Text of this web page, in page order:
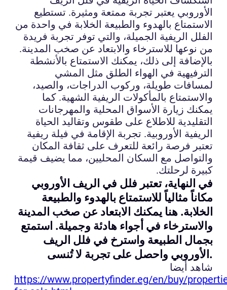
الأوروبي يعتبر تجربة ممتعة ومثيرة. تستطيع
الاستمتاع بالهدوء والطبيعة الخلابة في واحدة من
الفلل الريفية الجميلة، والتي توفر تجربة فريدة
من نوعها للاسترخاء والابتعاد عن صخب المدينة.
بالإضافة إلى ذلك، يمكنك الاستمتاع بالأنشطة
الترفيهية في الهواء الطلق مثل المشي
لمسافات طويلة، وركوب الدراجات، والصيد،
والاستمتاع بالمأكولات الريفية الشهية. كما
يمكنك زيارة الأسواق المحلية والمهرجانات
التقليدية للاطلاع على طقوس وتقاليد الحياة
الريفية الأوروبية. تجربة الإقامة في فيلة ريفية
تعتبر فرصة رائعة للتعرف على ثقافة المكان
والتواصل مع السكان المحليين، مما يضيف قيمة
كبيرة لرحلتك.
في النهاية، تعتبر فلل في الريف الأوروبي
مكاناً مثالياً للاستمتاع بالهدوء والطبيعة
الخلابة. هنا يمكنك الابتعاد عن صخب المدينة
والاسترخاء في أجواء هادئة وجميلة. استمتع
بجمال الطبيعة واسترخ في فلل الريف
الأوروبي واحصل على تجربة لا تُنسى.
شاهد أيضا
https://www.propertyfinder.eg/en/buy/